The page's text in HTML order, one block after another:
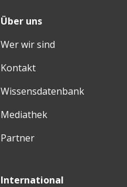
Über uns
Wer wir sind
Kontakt
Wissensdatenbank
Mediathek
Partner
International